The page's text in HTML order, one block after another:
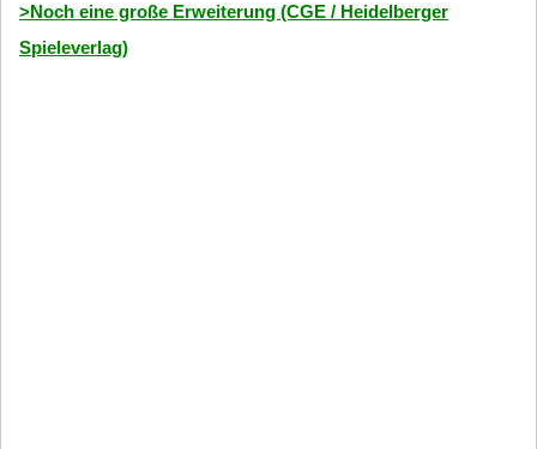
>Noch eine große Erweiterung (CGE / Heidelberger
Spieleverlag)